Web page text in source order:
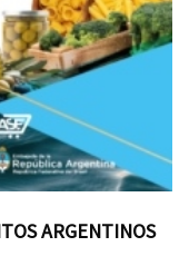
ARGENTINOS